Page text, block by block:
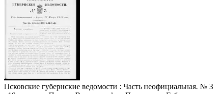
Псковские губернские ведомости : Часть неофициальная. № 3